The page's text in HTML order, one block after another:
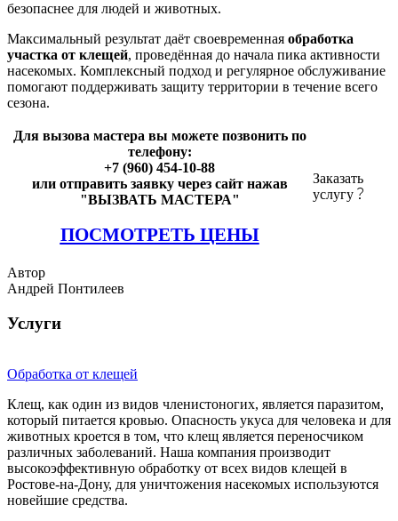
безопаснее для людей и животных.
Максимальный результат даёт своевременная обработка
участка от клещей, проведённая до начала пика активности
насекомых. Комплексный подход и регулярное обслуживание
помогают поддерживать защиту территории в течение всего
сезона.
Для вызова мастера вы можете позвонить по
телефону:
+7 (960) 454-10-88
или отправить заявку через сайт нажав
"ВЫЗВАТЬ МАСТЕРА"
ПОСМОТРЕТЬ ЦЕНЫ
Заказать
услугу
Автор
Андрей Понтилеев
Услуги
Обработка от клещей
Клещ, как один из видов членистоногих, является паразитом,
который питается кровью. Опасность укуса для человека и для
животных кроется в том, что клещ является переносчиком
различных заболеваний. Наша компания производит
высокоэффективную обработку от всех видов клещей в
Ростове-на-Дону, для уничтожения насекомых используются
новейшие средства.